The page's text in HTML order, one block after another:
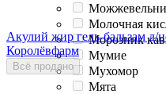
Молочная
Морозник
Мумие
Мухомор
Мята
Акулий жир гель-бальзам д/
Королёвфарм
Всё продано